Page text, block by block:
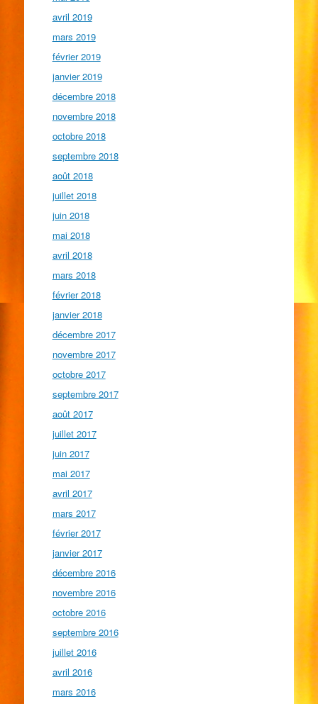
avril 2019
mars 2019
février 2019
janvier 2019
décembre 2018
novembre 2018
octobre 2018
septembre 2018
août 2018
juillet 2018
juin 2018
mai 2018
avril 2018
mars 2018
février 2018
janvier 2018
décembre 2017
novembre 2017
octobre 2017
septembre 2017
août 2017
juillet 2017
juin 2017
mai 2017
avril 2017
mars 2017
février 2017
janvier 2017
décembre 2016
novembre 2016
octobre 2016
septembre 2016
juillet 2016
avril 2016
mars 2016